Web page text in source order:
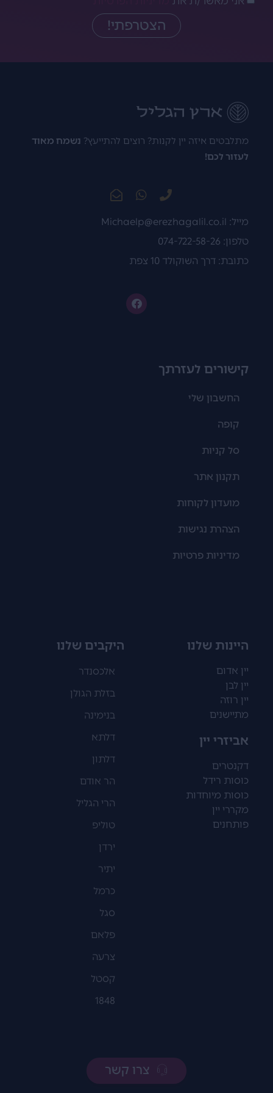
הצטרפתי!
מתלבטים איזה יין לקנות? רוצים להתייעץ? נשמח מאוד
לעזור לכם!
מייל: Michaelp@erezhagalil.co.il
טלפון: 074-722-58-26
כתובת: דרך השוקולד 10 צפת
קישורים לעזרתך
החשבון שלי
קופה
סל קניות
תקנון אתר
מועדון לקוחות
הצהרת נגישות
מדיניות פרטיות
היינות שלנו
יין אדום
יין לבן
יין רוזה
מתיישנים
אביזרי יין
דקנטרים
כוסות רידל
כוסות מיוחדות
מקררי יין
פותחנים
היקבים שלנו
אלכסנדר
בזלת הגולן
בנימינה
דלתא
דלתון
הר אודם
הרי הגליל
טוליפ
ירדן
יתיר
כרמל
סגל
פלאם
צרעה
קסטל
1848
צרו קשר